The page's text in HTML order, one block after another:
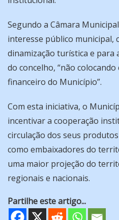
Segundo a Câmara
interesse público municipal,
dinamização turística e para
do concelho, “não
financeiro do Município”.
Com esta iniciativa, o
incentivar a cooperação
circulação dos seus
como embaixadores do
uma maior projeção do
regionais e nacionais.
Partilhe este artigo...